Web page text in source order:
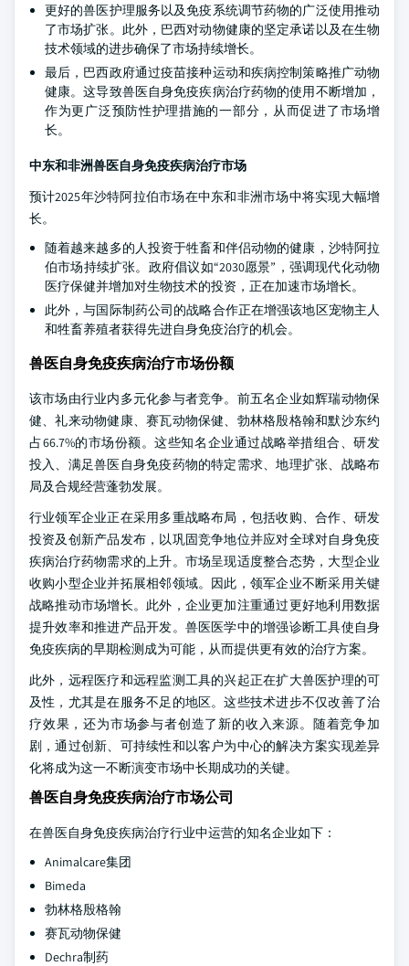
更好的兽医护理服务以及免疫系统调节药物的广泛使用推动
了市场扩张。此外，巴西对动物健康的坚定承诺以及在生物
技术领域的进步确保了市场持续增长。
最后，巴西政府通过疫苗接种运动和疾病控制策略推广动物
健康。这导致兽医自身免疫疾病治疗药物的使用不断增加，
作为更广泛预防性护理措施的一部分，从而促进了市场增
长。
中东和非洲兽医自身免疫疾病治疗市场
预计2025年沙特阿拉伯市场在中东和非洲市场中将实现大幅增
长。
随着越来越多的人投资于牲畜和伴侣动物的健康，沙特阿拉
伯市场持续扩张。政府倡议如“2030愿景”，强调现代化动物
医疗保健并增加对生物技术的投资，正在加速市场增长。
此外，与国际制药公司的战略合作正在增强该地区宠物主人
和牲畜养殖者获得先进自身免疫治疗的机会。
兽医自身免疫疾病治疗市场份额
该市场由行业内多元化参与者竞争。前五名企业如辉瑞动物保
健、礼来动物健康、赛瓦动物保健、勃林格殷格翰和默沙东约
占66.7%的市场份额。这些知名企业通过战略举措组合、研发
投入、满足兽医自身免疫药物的特定需求、地理扩张、战略布
局及合规经营蓬勃发展。
行业领军企业正在采用多重战略布局，包括收购、合作、研发
投资及创新产品发布，以巩固竞争地位并应对全球对自身免疫
疾病治疗药物需求的上升。市场呈现适度整合态势，大型企业
收购小型企业并拓展相邻领域。因此，领军企业不断采用关键
战略推动市场增长。此外，企业更加注重通过更好地利用数据
提升效率和推进产品开发。兽医医学中的增强诊断工具使自身
免疫疾病的早期检测成为可能，从而提供更有效的治疗方案。
此外，远程医疗和远程监测工具的兴起正在扩大兽医护理的可
及性，尤其是在服务不足的地区。这些技术进步不仅改善了治
疗效果，还为市场参与者创造了新的收入来源。随着竞争加
剧，通过创新、可持续性和以客户为中心的解决方案实现差异
化将成为这一不断演变市场中长期成功的关键。
兽医自身免疫疾病治疗市场公司
在兽医自身免疫疾病治疗行业中运营的知名企业如下：
Animalcare集团
Bimeda
勃林格殷格翰
赛瓦动物保健
Dechra制药